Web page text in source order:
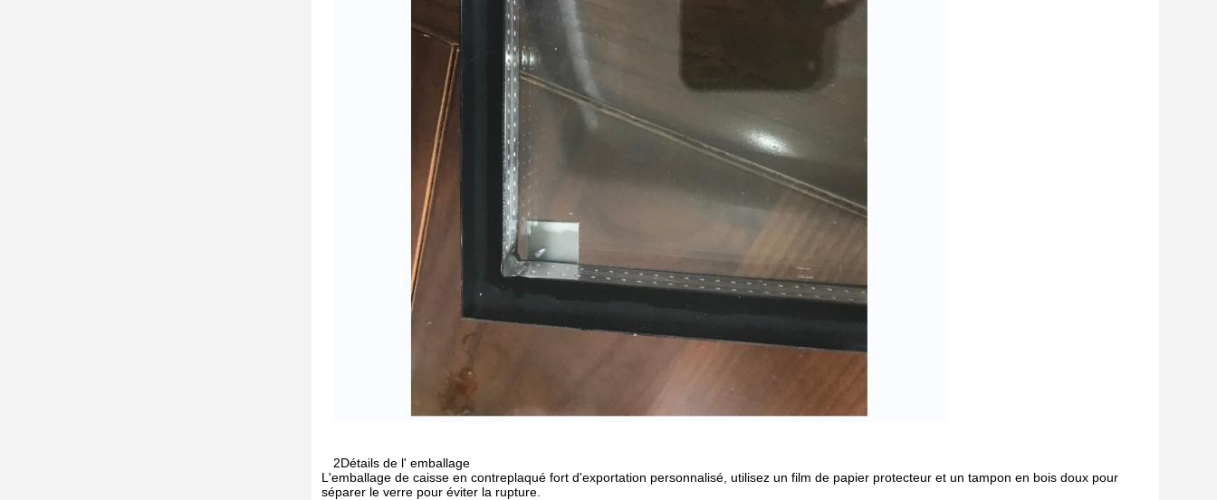
2Détails de l' emballage
L'emballage de caisse en contreplaqué fort d'exportation personnalisé, utilisez un film de papier protecteur et un tampon en bois doux pour
séparer le verre pour éviter la rupture.